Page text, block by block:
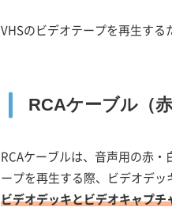
VHSのビデオテープを再生する
RCAケーブル（赤
RCAケーブルは、音声用の赤
ープを再生する際、ビデオデ
ビデオデッキとビデオキャプチ